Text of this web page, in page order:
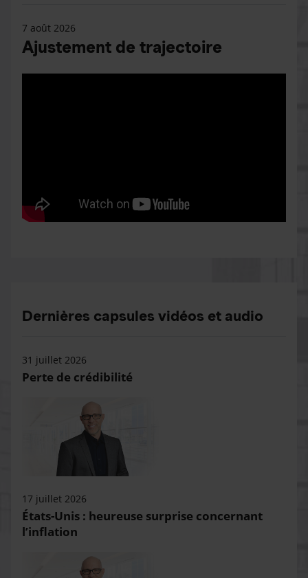
7 août 2026
Ajustement de trajectoire
Dernières capsules vidéos et audio
31 juillet 2026
Perte de crédibilité
17 juillet 2026
États-Unis : heureuse surprise concernant
l’inflation